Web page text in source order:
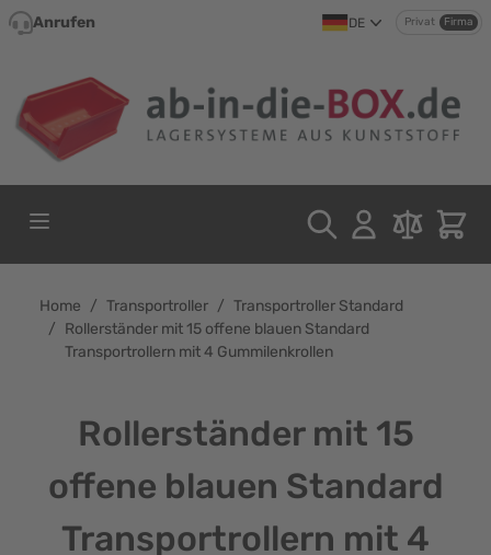
Direkt zum Inhalt
Anrufen DE Privat Firma
Home / Transportroller / Transportroller Standard
/ Rollerständer mit 15 offene blauen Standard
Transportrollern mit 4 Gummilenkrollen
Rollerständer mit 15
offene blauen Standard
Transportrollern mit 4